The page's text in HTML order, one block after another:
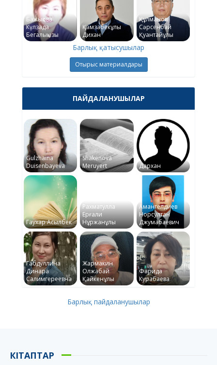
Бажықова
Күлзада
Бегалықызы
Қамзабекұлы
Дихан
Құлманов
Сәрсенбай
Қуантайұлы
Барлық қатысушылар
Отырыс материалдары
ПАЙДАЛАНУШЫЛАР
Gulzhaina
Duisenbayeva
Shakenova
Meruyert
Дархан
Гаухар Асылбек
Рахматулла
Ерғали
Нұржанұлы
Амангелдиев
Норсултан
Джумабаевич
Габдуллина
Динара
Салимгереевна
Жармакин
Олжабай
Қайкенұлы
Фарида
Курабаева
Барлық пайдаланушылар
КІТАПТАР